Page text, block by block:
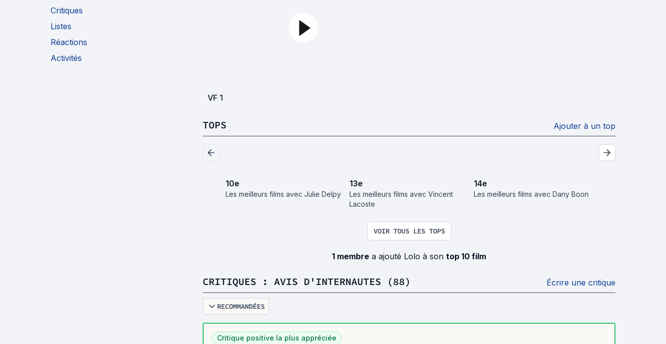
Critiques
Listes
Réactions
Activités
VF 1
TOPS Ajouter à un top
10e
Les meilleurs films avec Julie Delpy
13e
Les meilleurs films avec Vincent
Lacoste
14e
Les meilleurs films avec Dany Boon
VOIR TOUS LES TOPS
1 membre a ajouté Lolo à son top 10 film
CRITIQUES : AVIS D'INTERNAUTES (88) Écrire une critique
RECOMMANDÉES
Critique positive la plus appréciée